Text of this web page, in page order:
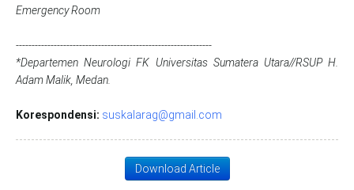
Emergency Room
--------------------------------------------------------------
*Departemen Neurologi FK Universitas Sumatera Utara//RSUP H.
Adam Malik, Medan.
Korespondensi: suskalarag@gmail.com
Download Article